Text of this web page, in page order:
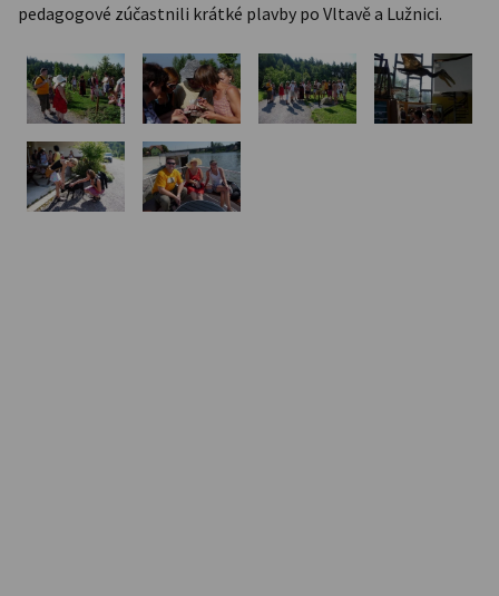
pedagogové zúčastnili krátké plavby po Vltavě a Lužnici.